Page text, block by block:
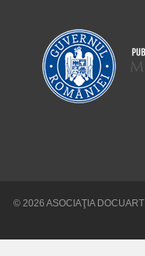
© 2026 ASOCIAŢIA DOCUART